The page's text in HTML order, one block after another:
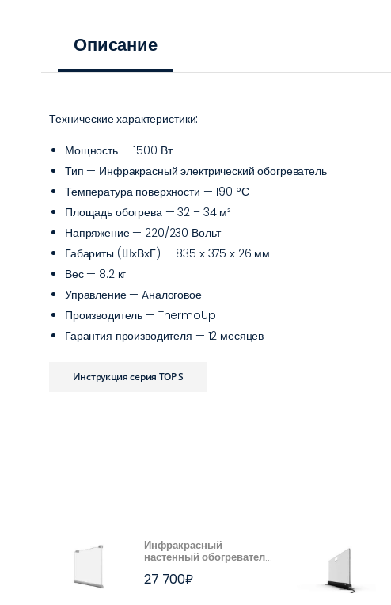
Описание
Технические характеристики:
Мощность —1500 Вт
Тип — Инфракрасный электрический обогреватель
Температура поверхности — 190 °С
Площадь обогрева — 32 – 34 м²
Напряжение — 220/230 Вольт
Габариты (ШхВхГ) — 835 х 375 х 26 мм
Вес — 8.2 кг
Управление — Aналоговое
Производитель — ThermoUp
Гарантия производителя — 12 месяцев
Инструкция серия TOP S
Инфракрасный
настенный обогреватель
(WALL), серый
27 700₽